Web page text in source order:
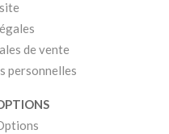
de vente
personnelles